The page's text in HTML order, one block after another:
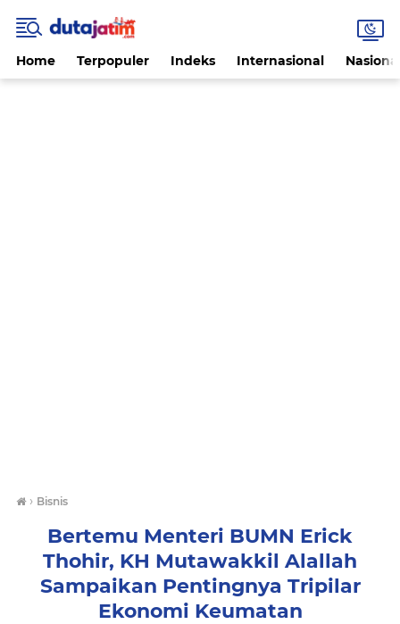
Home Terpopuler Indeks Internasional
› Bisnis
Bertemu Menteri BUMN Erick
Thohir, KH Mutawakkil Alallah
Sampaikan Pentingnya Tripilar
Ekonomi Keumatan